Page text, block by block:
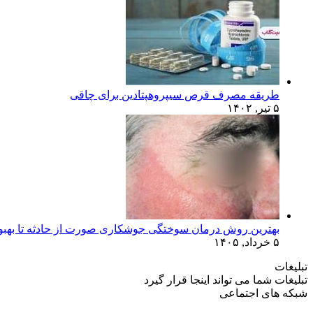
طریقه مصرف قرص سیپروهپتادین برای چاقی
۵ تیر, ۱۴۰۲
بهترین روش درمان سوختگی جوشکاری صورت از حادثه تا
۵ خرداد, ۱۴۰۵
تبلیغات
تبلیغات شما می تواند اینجا قرار گیرد
شبکه های اجتماعی